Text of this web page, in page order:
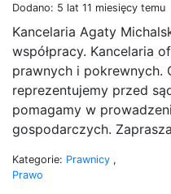
Dodano: 5 lat 11 miesięcy temu
Kancelaria Agaty
współpracy. Kancelaria
prawnych i pokrewnych.
reprezentujemy przed
pomagamy w
gospodarczych.
Kategorie: Prawnicy ,
Prawo